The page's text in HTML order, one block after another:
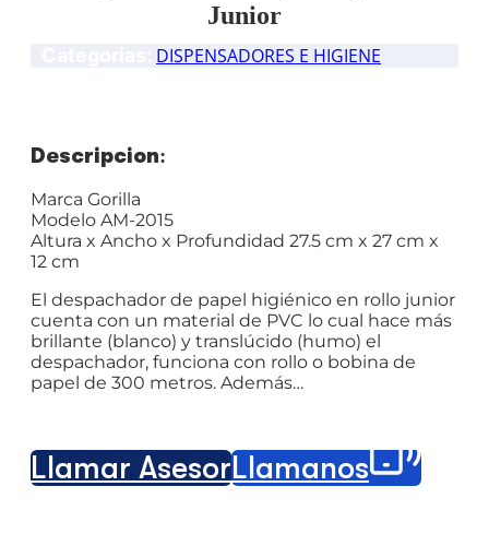
Junior
DISPENSADORES E HIGIENE
Descripción:
Marca Gorilla
Modelo AM-2015
Altura x Ancho x Profundidad 27.5 cm x 27 cm x
12 cm
El despachador de papel higiénico en rollo junior
cuenta con un material de PVC lo cual hace más
brillante (blanco) y translúcido (humo) el
despachador, funciona con rollo o bobina de
papel de 300 metros. Además…
Llamar AsesorLlámanos